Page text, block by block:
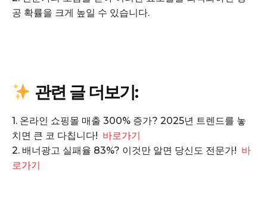
SUBSCRIBE NOW
회사소개
구독 플랜
마이페이지
광고 및 제휴문의
공 확률을 크게 높일 수 있습니다.
관련 글 더보기:
1. 온라인 쇼핑몰 매출 300% 증가? 2025년 트렌드를 놓
치면 큰 코 다칩니다! 바로가기
2. 배너광고 실패율 83%? 이것만 알면 당신도 전문가! 바
로가기